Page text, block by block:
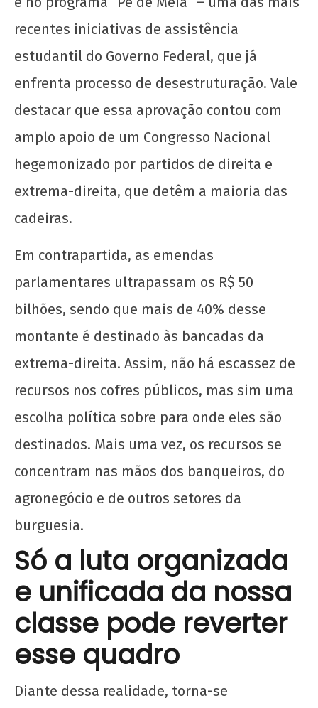
recentes iniciativas de assistência
estudantil do Governo Federal, que já
enfrenta processo de desestruturação. Vale
destacar que essa aprovação contou com
amplo apoio de um Congresso Nacional
hegemonizado por partidos de direita e
extrema-direita, que detêm a maioria das
cadeiras.
Em contrapartida, as emendas
parlamentares ultrapassam os R$ 50
bilhões, sendo que mais de 40% desse
montante é destinado às bancadas da
extrema-direita. Assim, não há escassez de
recursos nos cofres públicos, mas sim uma
escolha política sobre para onde eles são
destinados. Mais uma vez, os recursos se
concentram nas mãos dos banqueiros, do
agronegócio e de outros setores da
burguesia.
Só a luta organizada
e unificada da nossa
classe pode reverter
esse quadro
Diante dessa realidade, torna-se